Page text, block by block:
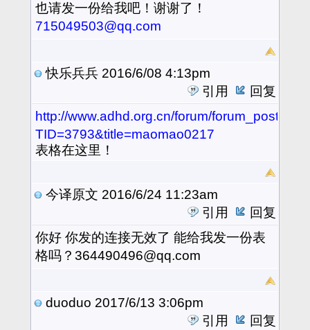
也请发一份给我吧！谢谢了！
715049503@qq.com
快乐兵兵 2016/6/08 4:13pm
引用
回复
http://www.adhd.org.cn/forum/
TID=3793&title=maomao0217
表格在这里！
今译原文 2016/6/24 11:23am
引用
回复
你好 你发的连接无效了 能给我发一份表
格吗？364490496@qq.com
duoduo 2017/6/13 3:06pm
引用
回复